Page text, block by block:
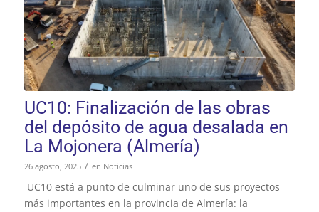
UC10: Finalización de las obras
del depósito de agua desalada en
La Mojonera (Almería)
26 agosto, 2025 / en Noticias
UC10 está a punto de culminar uno de sus proyectos
más importantes en la provincia de Almería: la